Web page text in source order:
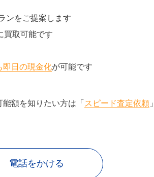
ンをご提案します
買取可能です
即日の現金化が可能です
額を知りたい方は「 スピード査定依頼」
電話をかける